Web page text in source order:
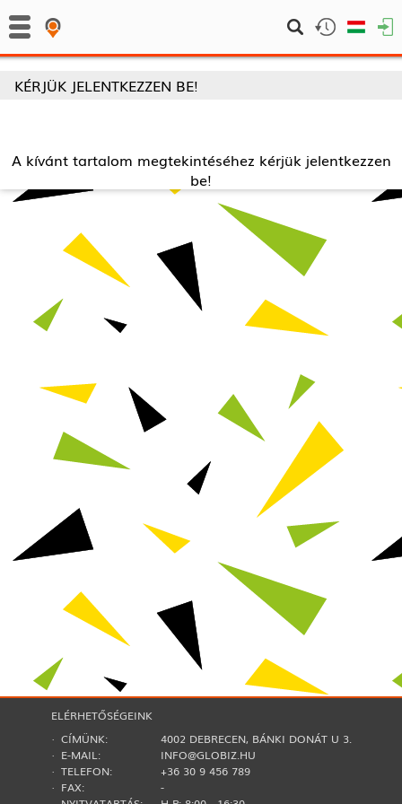
KÉRJÜK JELENTKEZZEN BE!
A kívánt tartalom megtekintéséhez kérjük jelentkezzen
be!
ELÉRHETŐSÉGEINK
· CÍMÜNK:
4002 DEBRECEN, BÁNKI DONÁT U 3.
· E-MAIL:
INFO@GLOBIZ.HU
· TELEFON:
+36 30 9 456 789
· FAX:
-